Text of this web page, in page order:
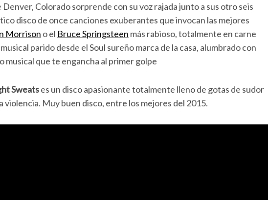
Denver, Colorado sorprende con su voz rajada junto a sus otro seis
disco de once canciones exuberantes que invocan las mejores
Morrison o el Bruce Springsteen más rabioso, totalmente en carne
parido desde el Soul sureño marca de la casa, alumbrado con
musical que te engancha al primer golpe
Sweatses un disco apasionante totalmente lleno de gotas de sudor
violencia. Muy buen disco, entre los mejores del 2015.